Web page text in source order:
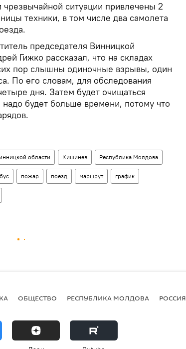
ситуации привлечены 2
техники, в том числе два самолета
председателя Винницкой
Гижко рассказал, что на складах
пор слышны одиночные взрывы, один
По его словам, для обследования
дня. Затем будет очищаться
будет больше времени, потому что
области Кишинев Республика Молдова
пожар поезд маршрут график
ОБЩЕСТВО РЕСПУБЛИКА МОЛДОВА РОССИЯ